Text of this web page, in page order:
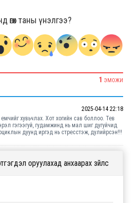
өгөх таны үнэлгээ?
1 ЭМОЖИ
2025-04-14 22:18
хувьчлах. Хот хогийн сав боллоо. Тев
гэгээгуй, гудамжинд нь мал шиг дугуйчид
дуунд иргэд нь стресстэж, дулийрсэн!!!
оруулахад анхаарах зүйлс